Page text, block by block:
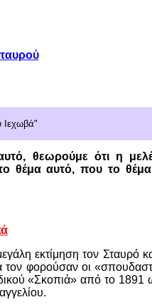
Ιεχωβά"
θεωρούμε ότι η
θέμα αυτό, που το
εκτίμηση τον Σταυρό
τον φορούσαν οι
«Σκοπιά» από το